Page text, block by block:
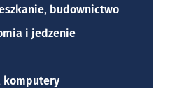
budownictwo
i jedzenie
komputery